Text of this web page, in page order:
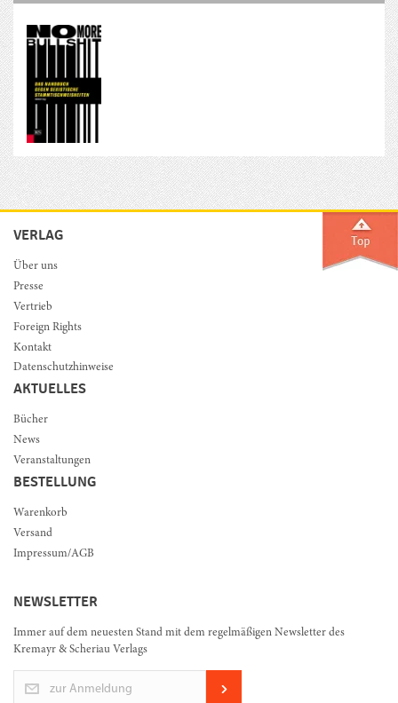
VERLAG
Über uns
Presse
Vertrieb
Foreign Rights
Kontakt
Datenschutzhinweise
AKTUELLES
Bücher
News
Veranstaltungen
BESTELLUNG
Warenkorb
Versand
Impressum/AGB
NEWSLETTER
Immer auf dem neuesten Stand mit dem regelmäßigen Newsletter des
Kremayr & Scheriau Verlags
zur Anmeldung